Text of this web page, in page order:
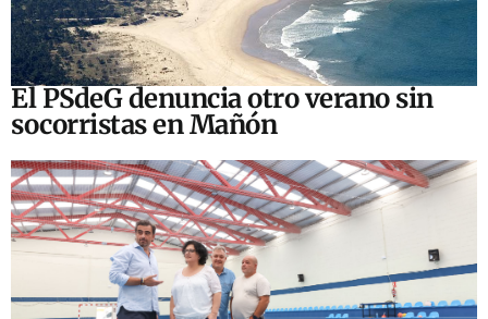
El PSdeG denuncia otro verano sin
socorristas en Mañón